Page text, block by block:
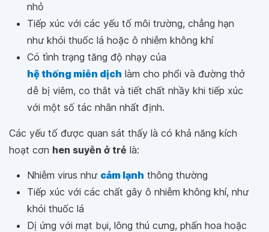
nhỏ
Tiếp xúc với các yếu tố môi trường, chẳng hạn
như khói thuốc lá hoặc ô nhiễm không khí
Có tình trạng tăng độ nhạy của
hệ thống miễn dịch làm cho phổi và đường thở
dễ bị viêm, co thắt và tiết chất nhầy khi tiếp xúc
với một số tác nhân nhất định.
Các yếu tố được quan sát thấy là có khả năng kích
hoạt cơn hen suyễn ở trẻ là:
Nhiễm virus như cảm lạnh thông thường
Tiếp xúc với các chất gây ô nhiễm không khí, như
khói thuốc lá
Dị ứng với mạt bụi, lông thú cưng, phấn hoa hoặc